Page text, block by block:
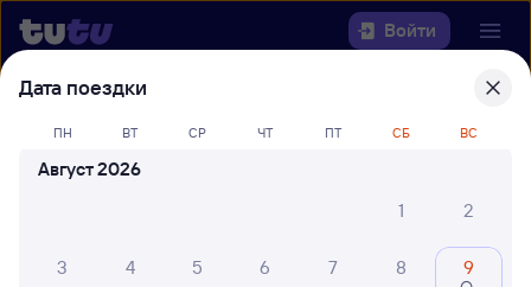
Войти
билеты Атырау — Сексеул
Дата поездки
ПН ВТ СР ЧТ ПТ СБ ВС
Август 2026
1
2
3 4 5 6 7 8 9